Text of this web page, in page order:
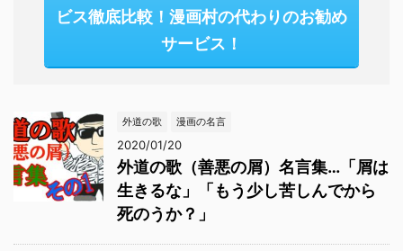
ビス徹底比較！漫画村の代わりのお勧め
サービス！
外道の歌 漫画の名言
2020/01/20
外道の歌（善悪の屑）名言集…「屑は
生きるな」「もう少し苦しんでから
死のうか？」